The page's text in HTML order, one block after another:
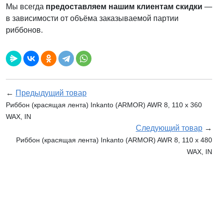
Мы всегда предоставляем нашим клиентам скидки —
в зависимости от объёма заказываемой партии
риббонов.
← Предыдущий товар
Риббон (красящая лента) Inkanto (ARMOR) AWR 8, 110 х 360
WAX, IN
Следующий товар →
Риббон (красящая лента) Inkanto (ARMOR) AWR 8, 110 х 480
WAX, IN